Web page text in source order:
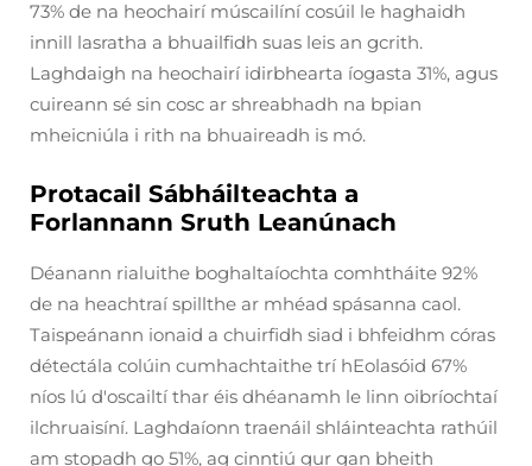
73% de na heochairí múscailíní cosúil le haghaidh
innill lasratha a bhuailfidh suas leis an gcrith.
Laghdaigh na heochairí idirbhearta íogasta 31%, agus
cuireann sé sin cosc ar shreabhadh na bpian
mheicniúla i rith na bhuaireadh is mó.
Protacail Sábháilteachta a
Forlannann Sruth Leanúnach
Déanann rialuithe boghaltaíochta comhtháite 92%
de na heachtraí spillthe ar mhéad spásanna caol.
Taispeánann ionaid a chuirfidh siad i bhfeidhm córas
détectála colúin cumhachtaithe trí hEolasóid 67%
níos lú d'oscailtí thar éis dhéanamh le linn oibríochtaí
ilchruaisíní. Laghdaíonn traenáil shláinteachta rathúil
am stopadh go 51%, ag cinntiú gur gan bheith